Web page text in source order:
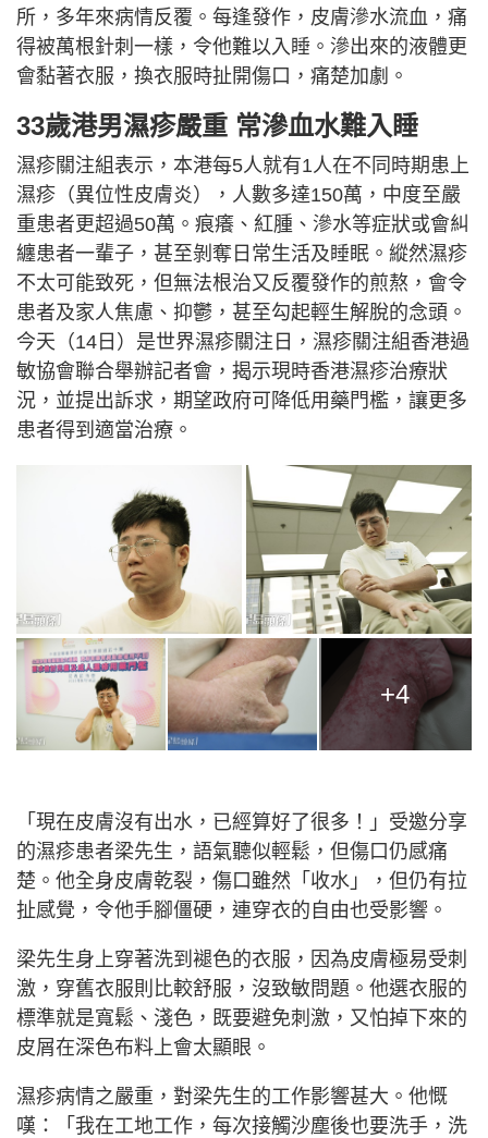
所，多年來病情反覆。每逢發作，皮膚滲水流血，痛
得被萬根針刺一樣，令他難以入睡。滲出來的液體更
會黏著衣服，換衣服時扯開傷口，痛楚加劇。
33歲港男濕疹嚴重 常滲血水難入睡
濕疹關注組表示，本港每5人就有1人在不同時期患上
濕疹（異位性皮膚炎），人數多達150萬，中度至嚴
重患者更超過50萬。痕癢、紅腫、滲水等症狀或會糾
纏患者一輩子，甚至剝奪日常生活及睡眠。縱然濕疹
不太可能致死，但無法根治又反覆發作的煎熬，會令
患者及家人焦慮、抑鬱，甚至勾起輕生解脫的念頭。
今天（14日）是世界濕疹關注日，濕疹關注組香港過
敏協會聯合舉辦記者會，揭示現時香港濕疹治療狀
況，並提出訴求，期望政府可降低用藥門檻，讓更多
患者得到適當治療。
+4
「現在皮膚沒有出水，已經算好了很多！」受邀分享
的濕疹患者梁先生，語氣聽似輕鬆，但傷口仍感痛
楚。他全身皮膚乾裂，傷口雖然「收水」，但仍有拉
扯感覺，令他手腳僵硬，連穿衣的自由也受影響。
梁先生身上穿著洗到褪色的衣服，因為皮膚極易受刺
激，穿舊衣服則比較舒服，沒致敏問題。他選衣服的
標準就是寬鬆、淺色，既要避免刺激，又怕掉下來的
皮屑在深色布料上會太顯眼。
濕疹病情之嚴重，對梁先生的工作影響甚大。他慨
嘆：「我在工地工作，每次接觸沙塵後也要洗手，洗